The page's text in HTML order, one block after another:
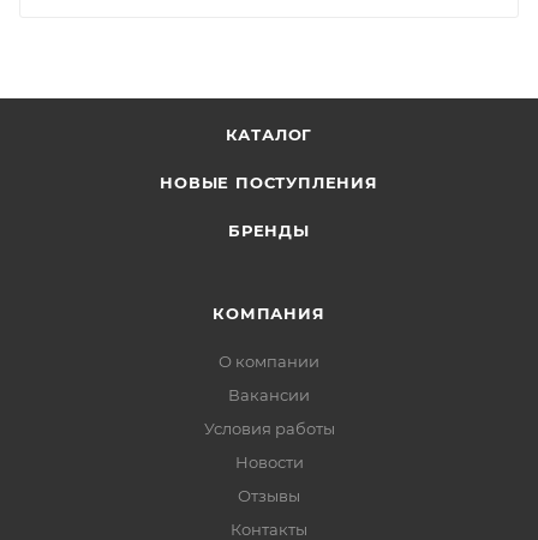
КАТАЛОГ
НОВЫЕ ПОСТУПЛЕНИЯ
БРЕНДЫ
КОМПАНИЯ
О компании
Вакансии
Условия работы
Новости
Отзывы
Контакты